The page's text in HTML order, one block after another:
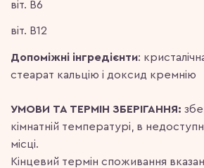
віт. В6
віт. В12
Допоміжні інгредієнти:
стеарат кальцію і доксид кремнію
УМОВИ ТА ТЕРМІН ЗБЕРІГАННЯ:
кімнатній температурі, в
місці.
Кінцевий термін споживання